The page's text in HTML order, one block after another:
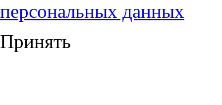
персональных данных
Принять